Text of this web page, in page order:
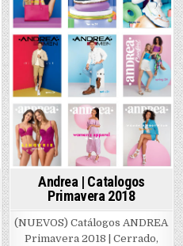
Andrea | Catalogos
Primavera 2018
(NUEVOS) Catálogos ANDREA
Primavera 2018 | Cerrado,